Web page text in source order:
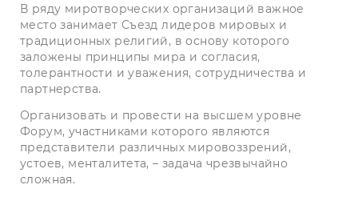
В ряду миротворческих организаций важное
место занимает Съезд лидеров мировых и
традиционных религий, в основу которого
заложены принципы мира и согласия,
толерантности и уважения, сотрудничества и
партнерства.
Организовать и провести на высшем уровне
Форум, участниками которого являются
представители различных мировоззрений,
устоев, менталитета, – задача чрезвычайно
сложная.